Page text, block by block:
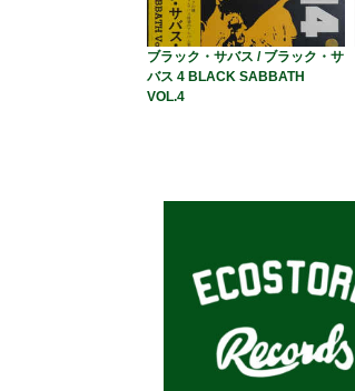
ブラック・サバス / ブラック・サ
バス 4 BLACK SABBATH
VOL.4